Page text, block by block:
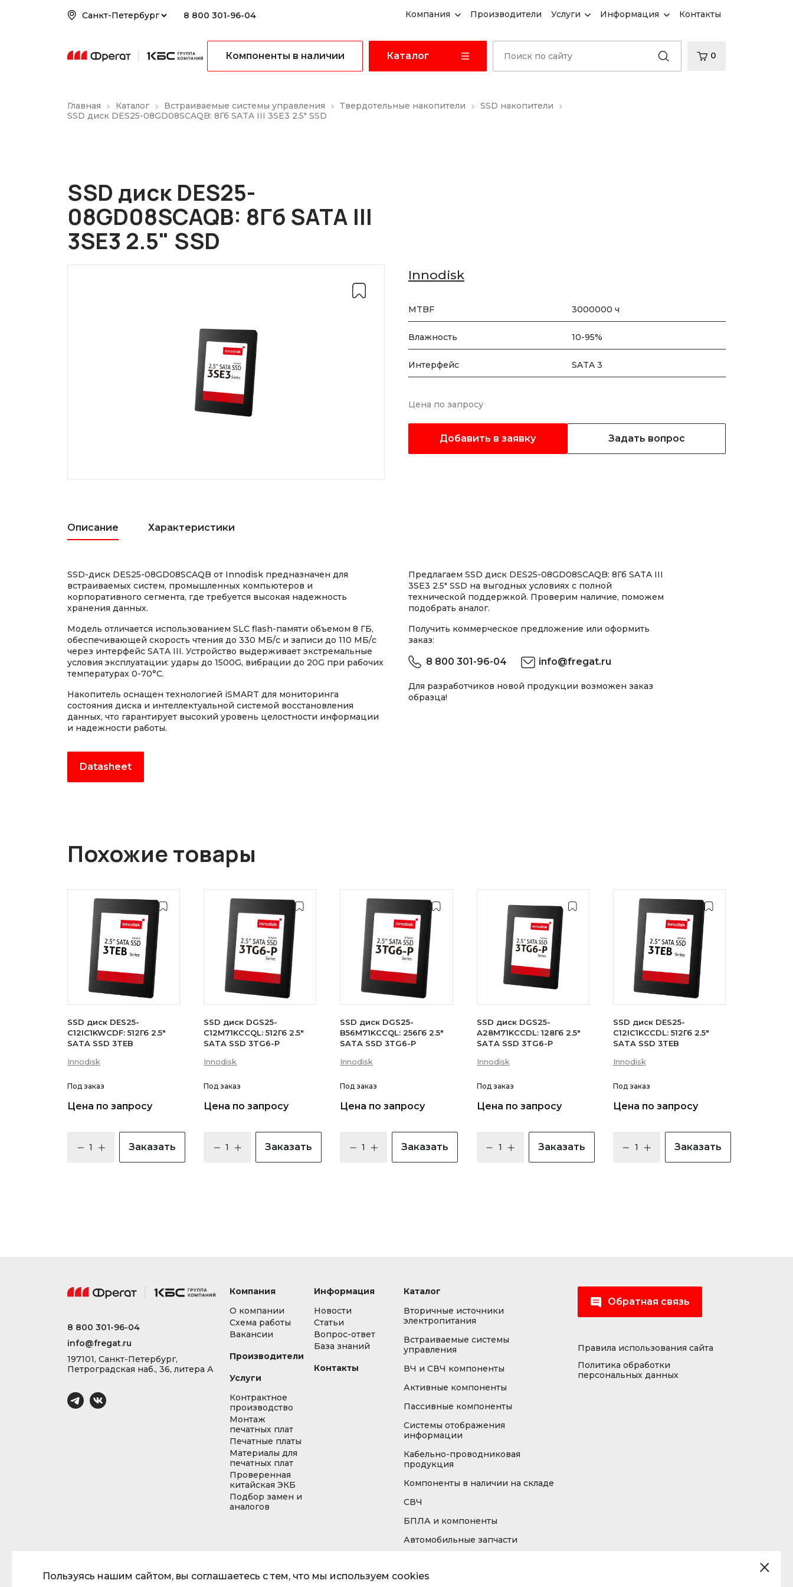
8 800 301-96-04 Компания Производители Услуги Информация Контакты
Компоненты в наличии Каталог 0
Главная Каталог Встраиваемые системы управления Твердотельные накопители
SSD накопители
SSD диск DES25-08GD08SCAQB: 8Гб SATA III 3SE3 2.5" SSD
SSD диск DES25-
08GD08SCAQB: 8Гб SATA III
3SE3 2.5" SSD
Innodisk
MTBF 3000000 ч
Влажность 10-95%
Интерфейс SATA 3
Цена по запросу
Добавить в заявку Задать вопрос
Описание Характеристики
SSD-диск DES25-08GD08SCAQB от Innodisk предназначен для
встраиваемых систем, промышленных компьютеров и
корпоративного сегмента, где требуется высокая надежность
хранения данных.
Модель отличается использованием SLC flash-памяти объемом 8 ГБ,
обеспечивающей скорость чтения до 330 МБ/с и записи до 110 МБ/с
через интерфейс SATA III. Устройство выдерживает экстремальные
условия эксплуатации: удары до 1500G, вибрации до 20G при рабочих
температурах 0-70°C.
Накопитель оснащен технологией iSMART для мониторинга
состояния диска и интеллектуальной системой восстановления
данных, что гарантирует высокий уровень целостности информации
и надежности работы.
Datasheet
Предлагаем SSD диск DES25-08GD08SCAQB: 8Гб SATA III
3SE3 2.5" SSD на выгодных условиях с полной
технической поддержкой. Проверим наличие, поможем
подобрать аналог.
Получить коммерческое предложение или оформить
заказ:
8 800 301-96-04 info@fregat.ru
Для разработчиков новой продукции возможен заказ
образца!
Похожие товары
SSD диск DES25-
C12IC1KWCDF: 512Гб 2.5"
SATA SSD 3TEB
Innodisk
Под заказ
Цена по запросу
Заказать
SSD диск DGS25-
C12M71KCCQL: 512Гб 2.5"
SATA SSD 3TG6-P
Innodisk
Под заказ
Цена по запросу
Заказать
SSD диск DGS25-
B56M71KCCQL: 256Гб 2.5"
SATA SSD 3TG6-P
Innodisk
Под заказ
Цена по запросу
Заказать
SSD диск DGS25-
A28M71KCCDL: 128Гб 2.5"
SATA SSD 3TG6-P
Innodisk
Под заказ
Цена по запросу
Заказать
SSD диск DES25-
C12IC1KCCDL: 512Гб 2.5"
SATA SSD 3TEB
Innodisk
Под заказ
Цена по запросу
Заказать
Пользуясь нашим сайтом, вы соглашаетесь с тем, что мы используем cookies
8 800 301-96-04
info@fregat.ru
197101, Санкт-Петербург,
Петроградская наб., 36, литера А
Компания
О компании
Схема работы
Вакансии
Производители
Услуги
Контрактное
производство
Монтаж
печатных плат
Печатные платы
Материалы для
печатных плат
Проверенная
китайская ЭКБ
Подбор замен и
аналогов
Информация
Новости
Статьи
Вопрос-ответ
База знаний
Контакты
Каталог
Вторичные источники
электропитания
Встраиваемые системы
управления
ВЧ и СВЧ компоненты
Активные компоненты
Пассивные компоненты
Системы отображения
информации
Кабельно-проводниковая
продукция
Компоненты в наличии на складе
СВЧ
БПЛА и компоненты
Автомобильные запчасти
Обратная связь
Правила использования сайта
Политика обработки
персональных данных